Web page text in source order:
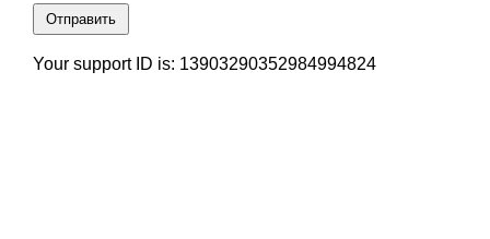
Отправить
Your support ID is: 13903290352984994824